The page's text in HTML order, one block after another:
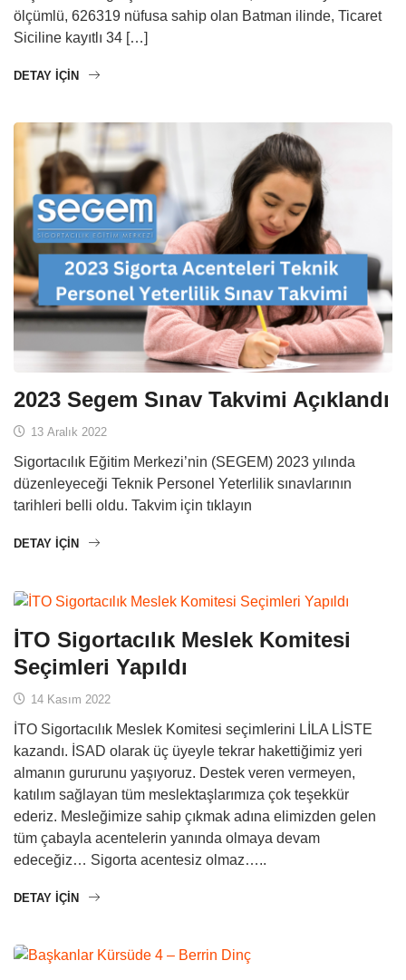
ölçümlü, 626319 nüfusa sahip olan Batman ilinde, Ticaret
Siciline kayıtlı 34 […]
DETAY IÇIN
2023 Segem Sınav Takvimi Açıklandı
13 Aralık 2022
Sigortacılık Eğitim Merkezi’nin (SEGEM) 2023 yılında
düzenleyeceği Teknik Personel Yeterlilik sınavlarının
tarihleri belli oldu. Takvim için tıklayın
DETAY IÇIN
İTO Sigortacılık Meslek Komitesi
Seçimleri Yapıldı
14 Kasım 2022
İTO Sigortacılık Meslek Komitesi seçimlerini LİLA LİSTE
kazandı. İSAD olarak üç üyeyle tekrar hakettiğimiz yeri
almanın gururunu yaşıyoruz. Destek veren vermeyen,
katılım sağlayan tüm meslektaşlarımıza çok teşekkür
ederiz. Mesleğimize sahip çıkmak adına elimizden gelen
tüm çabayla acentelerin yanında olmaya devam
edeceğiz… Sigorta acentesiz olmaz…..
DETAY IÇIN